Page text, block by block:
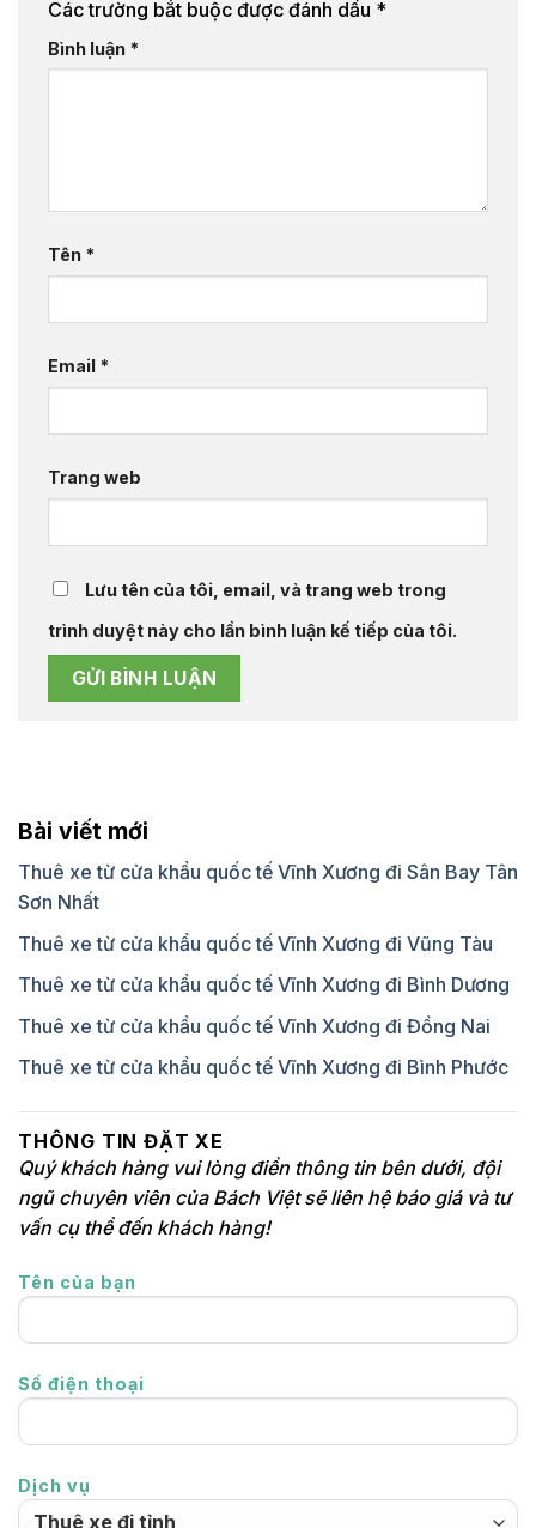
Các trường bắt buộc được đánh dấu *
Bình luận *
Tên *
Email *
Trang web
Lưu tên của tôi, email, và trang web trong
trình duyệt này cho lần bình luận kế tiếp của tôi.
Bài viết mới
Thuê xe từ cửa khẩu quốc tế Vĩnh Xương đi Sân Bay Tân
Sơn Nhất
Thuê xe từ cửa khẩu quốc tế Vĩnh Xương đi Vũng Tàu
Thuê xe từ cửa khẩu quốc tế Vĩnh Xương đi Bình Dương
Thuê xe từ cửa khẩu quốc tế Vĩnh Xương đi Đồng Nai
Thuê xe từ cửa khẩu quốc tế Vĩnh Xương đi Bình Phước
THÔNG TIN ĐẶT XE
Quý khách hàng vui lòng điền thông tin bên dưới, đội
ngũ chuyên viên của Bách Việt sẽ liên hệ báo giá và tư
vấn cụ thể đến khách hàng!
Tên của bạn
Số điện thoại
Dịch vụ